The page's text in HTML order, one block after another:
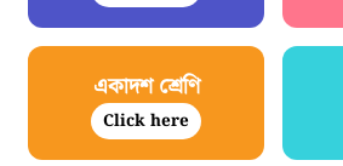
একাদশ শ্রেণি
Click here